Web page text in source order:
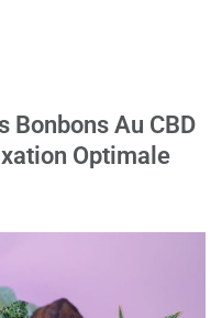
Bonbons Au CBD
Optimale